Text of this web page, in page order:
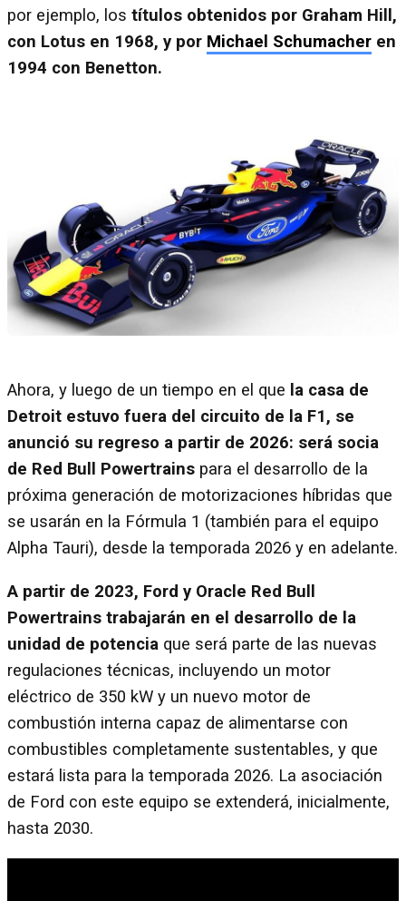
por ejemplo, los títulos obtenidos por Graham Hill,
con Lotus en 1968, y por Michael Schumacher en
1994 con Benetton.
Ahora, y luego de un tiempo en el que la casa de
Detroit estuvo fuera del circuito de la F1, se
anunció su regreso a partir de 2026: será socia
de Red Bull Powertrains para el desarrollo de la
próxima generación de motorizaciones híbridas que
se usarán en la Fórmula 1 (también para el equipo
Alpha Tauri), desde la temporada 2026 y en adelante.
A partir de 2023, Ford y Oracle Red Bull
Powertrains trabajarán en el desarrollo de la
unidad de potencia que será parte de las nuevas
regulaciones técnicas, incluyendo un motor
eléctrico de 350 kW y un nuevo motor de
combustión interna capaz de alimentarse con
combustibles completamente sustentables, y que
estará lista para la temporada 2026. La asociación
de Ford con este equipo se extenderá, inicialmente,
hasta 2030.